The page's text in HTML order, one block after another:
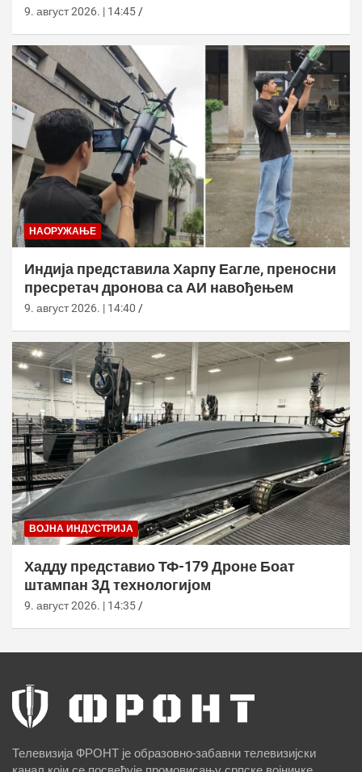
9. август 2026. | 14:45
НАОРУЖАЊЕ
Индија представила Харпy Еагле, преносни
пресретач дронова са АИ навођењем
9. август 2026. | 14:40
ВОЈНА ИНДУСТРИЈА
Хаддy представио ТФ-179 Дроне Боат
штампан 3Д технологијом
9. август 2026. | 14:35
Телевизија ФРОНТ је образовно-забавни телевизијски